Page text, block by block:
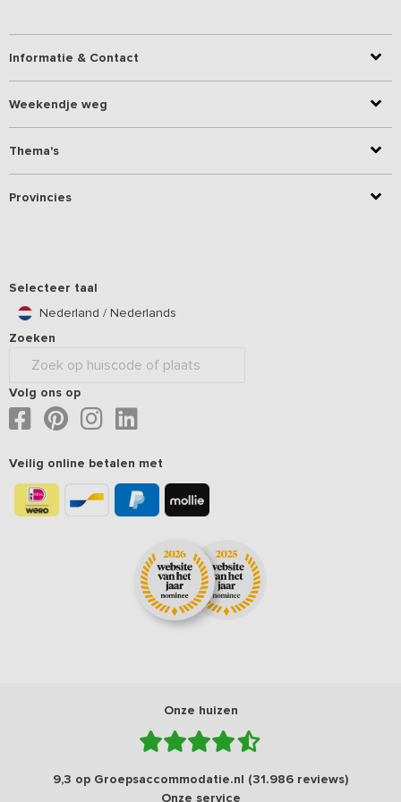
Informatie & Contact
Weekendje weg
Thema's
Provincies
Selecteer taal
Nederland / Nederlands
Zoeken
Volg ons op
Veilig online betalen met
Onze huizen
9,3 op Groepsaccommodatie.nl (31.986 reviews)
Onze service